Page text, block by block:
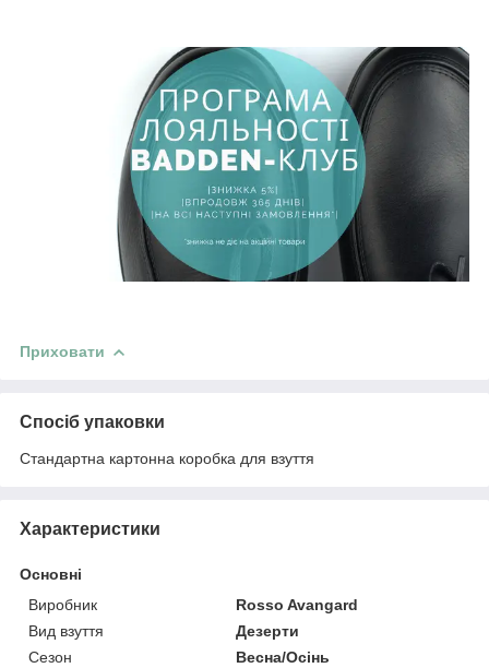
Приховати
Спосіб упаковки
Стандартна картонна коробка для взуття
Характеристики
Основні
Виробник
Rosso Avangard
Вид взуття
Дезерти
Сезон
Весна/Осінь